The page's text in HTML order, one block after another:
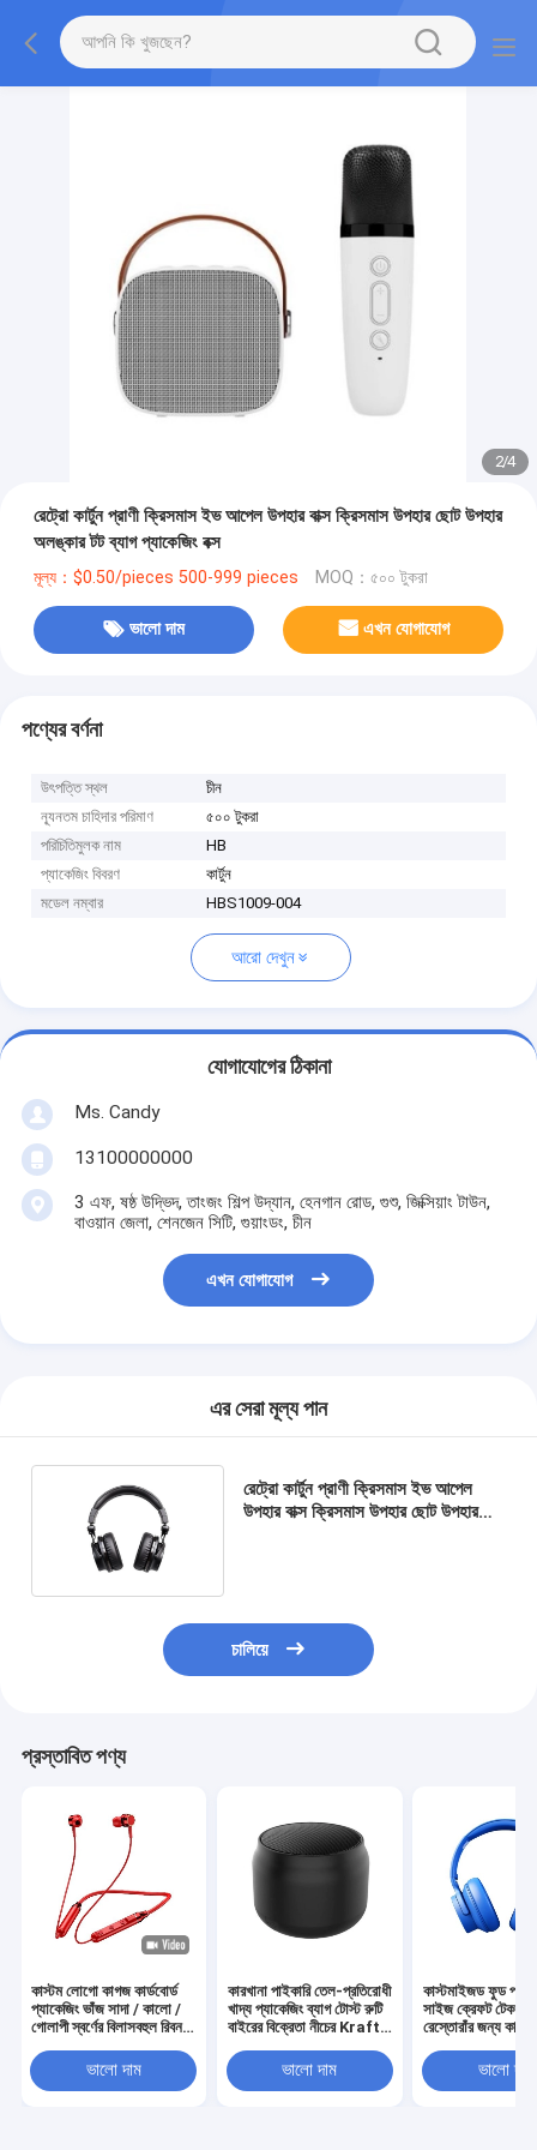
2/4
রেট্রো কার্টুন প্রাণী ক্রিসমাস ইভ আপেল উপহার বাক্স ক্রিসমাস উপহার ছোট উপহার
অলঙ্কার টট ব্যাগ প্যাকেজিং বক্স
মূল্য：$0.50/pieces 500-999 pieces MOQ：৫০০ টুকরা
ভালো দাম এখন যোগাযোগ
পণ্যের বর্ণনা
উৎপত্তি স্থল
চীন
ন্যূনতম চাহিদার পরিমাণ
৫০০ টুকরা
পরিচিতিমুলক নাম
HB
প্যাকেজিং বিবরণ
কার্টুন
মডেল নম্বার
HBS1009-004
আরো দেখুন
যোগাযোগের ঠিকানা
Ms. Candy
13100000000
3 এফ, ষষ্ঠ উদ্ভিদ, তাংজং শিল্প উদ্যান, হেনগান রোড, গুশু, জিক্সিয়াং টাউন,
বাওয়ান জেলা, শেনজেন সিটি, গুয়াংডং, চীন
এখন যোগাযোগ
এর সেরা মূল্য পান
রেট্রো কার্টুন প্রাণী ক্রিসমাস ইভ আপেল
উপহার বাক্স ক্রিসমাস উপহার ছোট উপহার
চালিয়ে
প্রস্তাবিত পণ্য
কাস্টম লোগো কাগজ কার্ডবোর্ড
প্যাকেজিং ভাঁজ সাদা / কালো /
গোলাপী স্বর্ণের বিলাসবহুল রিবন
ভালো দাম
কারখানা পাইকারি তেল-প্রতিরোধী
খাদ্য প্যাকেজিং ব্যাগ টোস্ট রুটি
বাইরের বিক্রেতা নীচের Kraft
ভালো দাম
কাস্টমাইজড ফুড
সাইজ ক্রেফট
রেস্তোরাঁর জন্য
ভালো দাম